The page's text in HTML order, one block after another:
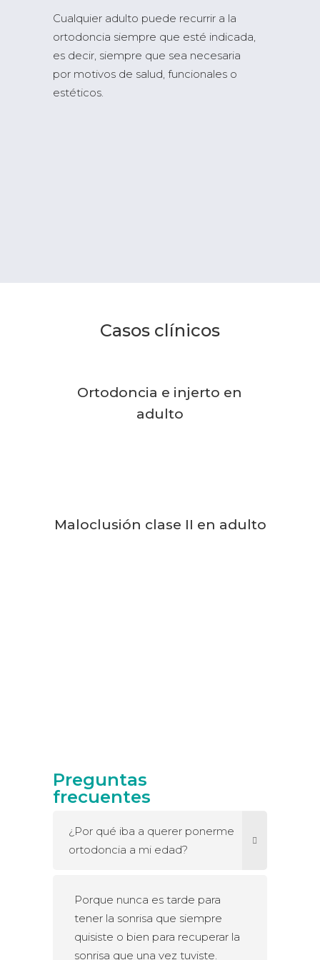
Cualquier adulto puede recurrir a la
ortodoncia siempre que esté indicada,
es decir, siempre que sea necesaria
por motivos de salud, funcionales o
estéticos.
Casos clínicos
Ortodoncia e injerto en
adulto
Maloclusión clase II en adulto
Preguntas
frecuentes
¿Por qué iba a querer ponerme
ortodoncia a mi edad?
Porque nunca es tarde para
tener la sonrisa que siempre
quisiste o bien para recuperar la
sonrisa que una vez tuviste.